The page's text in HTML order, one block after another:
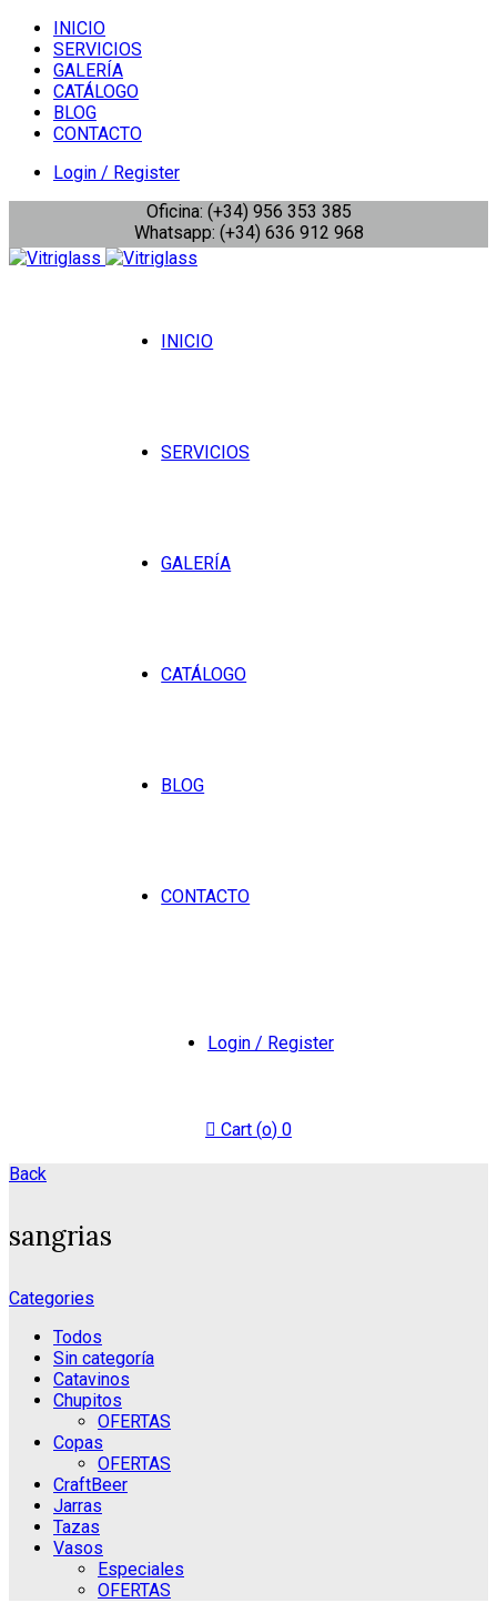
INICIO
SERVICIOS
GALERÍA
CATÁLOGO
BLOG
CONTACTO
Login / Register
Oficina: (+34) 956 353 385
Whatsapp: (+34) 636 912 968
INICIO
SERVICIOS
GALERÍA
CATÁLOGO
BLOG
CONTACTO
Login / Register
Cart (o) 0
Back
sangrias
Categories
Todos
Sin categoría
Catavinos
Chupitos
OFERTAS
Copas
OFERTAS
CraftBeer
Jarras
Tazas
Vasos
Especiales
OFERTAS